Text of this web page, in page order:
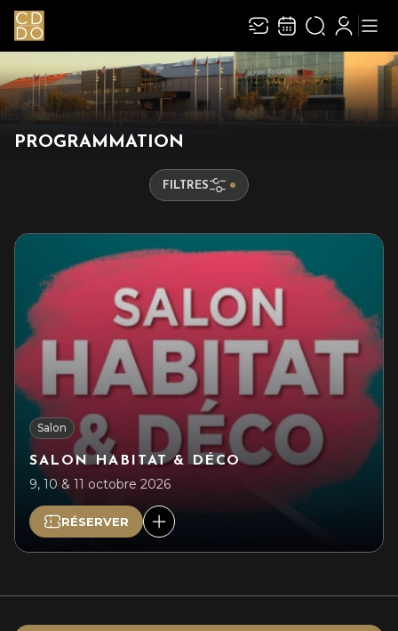
PROGRAMMATION
FILTRES
Salon
SALON HABITAT & DÉCO
9, 10 & 11 octobre 2026
RÉSERVER